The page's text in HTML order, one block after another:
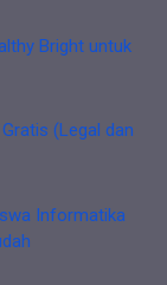
Bright untuk
(Legal dan
Informatika